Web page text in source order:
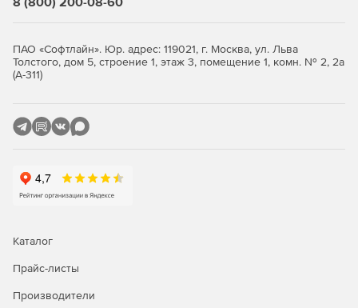
ПАО «Софтлайн». Юр. адрес: 119021, г. Москва, ул. Льва
Толстого, дом 5, строение 1, этаж 3, помещение 1, комн. № 2, 2а
(А-311)
Каталог
Прайс-листы
Производители